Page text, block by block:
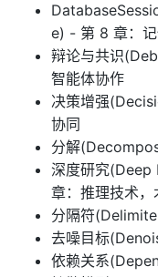
e) - 第 8 章：
辩论与共识
智能体协作
决策增强
协同
分解
深度研究(Deep
章：推理技术，
分隔符
去噪目标
依赖关系